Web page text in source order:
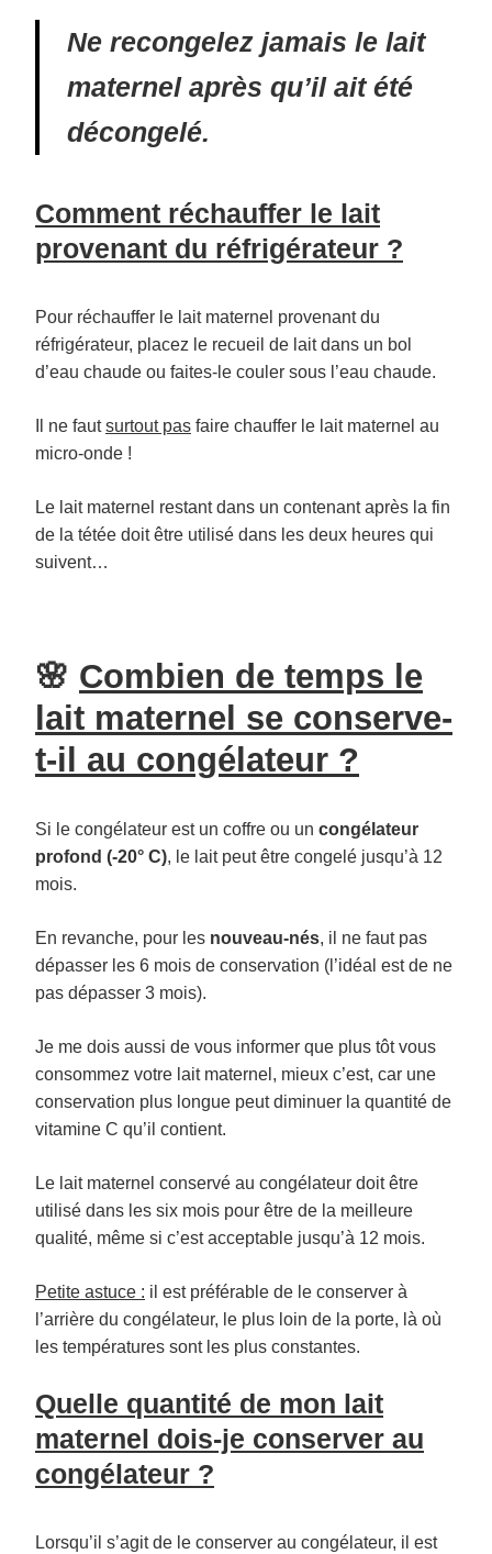
Ne recongelez jamais le lait
maternel après qu’il ait été
décongelé.
Comment réchauffer le lait
provenant du réfrigérateur ?
Pour réchauffer le lait maternel provenant du
réfrigérateur, placez le recueil de lait dans un bol
d’eau chaude ou faites-le couler sous l’eau chaude.
Il ne fautsurtout pas faire chauffer le lait maternel au
micro-onde !
Le lait maternel restant dans un contenant après la fin
de la tétée doit être utilisé dans les deux heures qui
suivent…
🌸 Combien de temps le
lait maternel se conserve-
t-il au congélateur ?
Si le congélateur est un coffre ou un congélateur
profond (-20° C), le lait peut être congelé jusqu’à 12
mois.
En revanche, pour les nouveau-nés, il ne faut pas
dépasser les 6 mois de conservation (l’idéal est de ne
pas dépasser 3 mois).
Je me dois aussi de vous informer que plus tôt vous
consommez votre lait maternel, mieux c’est, car une
conservation plus longue peut diminuer la quantité de
vitamine C qu’il contient.
Le lait maternel conservé au congélateur doit être
utilisé dans les six mois pour être de la meilleure
qualité, même si c’est acceptable jusqu’à 12 mois.
Petite astuce : il est préférable de le conserver à
l’arrière du congélateur, le plus loin de la porte, là où
les températures sont les plus constantes.
Quelle quantité de mon lait
maternel dois-je conserver au
congélateur ?
Lorsqu’il s’agit de le conserver au congélateur, il est